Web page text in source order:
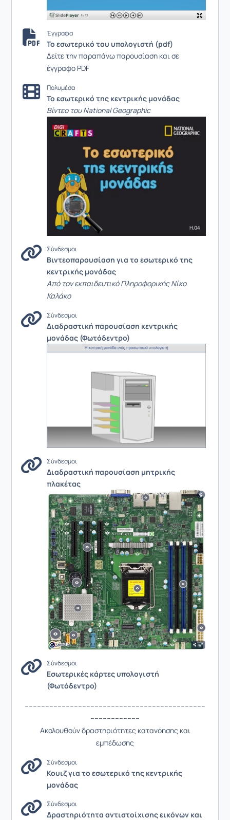
Έγγραφα
Το εσωτερικό του υπολογιστή (pdf)
Δείτε την παραπάνω παρουσίαση και σε
έγγραφο PDF
Πολυμέσα
Το εσωτερικό της κεντρικής μονάδας
Βίντεο του National Geographic
Σύνδεσμοι
Βιντεοπαρουσίαση για το εσωτερικό της
κεντρικής μονάδας
Από τον εκπαιδευτικό Πληροφορικής Νίκο
Καλάκο
Σύνδεσμοι
Διαδραστική παρουσίαση κεντρικής
μονάδας (Φωτόδεντρο)
Σύνδεσμοι
Διαδραστική παρουσίαση μητρικής
πλακέτας
Σύνδεσμοι
Εσωτερικές κάρτες υπολογιστή
(Φωτόδεντρο)
----------------------------------------------------------------------------------------
------------------------
Ακολουθούν δραστηριότητες κατανόησης και
εμπέδωσης
Σύνδεσμοι
Κουιζ για το εσωτερικό της κεντρικής
μονάδας
Σύνδεσμοι
Δραστηριότητα αντιστοίχισης εικόνων και